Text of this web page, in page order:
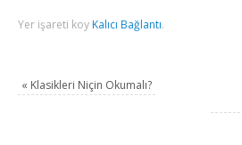
Yer işareti koy Kalıcı Bağlantı.
« Klasikleri Niçin Okumalı?